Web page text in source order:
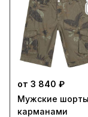
от 3 840 ₽
Мужские
карманами